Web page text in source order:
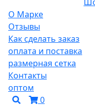
О Марке
Отзывы
Как сделать заказ
оплата и поставка
размерная сетка
Контакты
оптом
0